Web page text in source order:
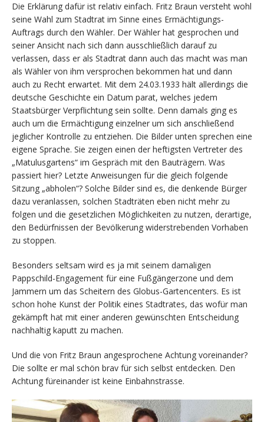
Die Erklärung dafür ist relativ einfach. Fritz Braun versteht wohl
seine Wahl zum Stadtrat im Sinne eines Ermächtigungs-
Auftrags durch den Wähler. Der Wähler hat gesprochen und
seiner Ansicht nach sich dann ausschließlich darauf zu
verlassen, dass er als Stadtrat dann auch das macht was man
als Wähler von ihm versprochen bekommen hat und dann
auch zu Recht erwartet. Mit dem 24.03.1933 hält allerdings die
deutsche Geschichte ein Datum parat, welches jedem
Staatsbürger Verpflichtung sein sollte. Denn damals ging es
auch um die Ermächtigung einzelner um sich anschließend
jeglicher Kontrolle zu entziehen. Die Bilder unten sprechen eine
eigene Sprache. Sie zeigen einen der heftigsten Vertreter des
„Matulusgartens“ im Gespräch mit den Bauträgern. Was
passiert hier? Letzte Anweisungen für die gleich folgende
Sitzung „abholen“? Solche Bilder sind es, die denkende Bürger
dazu veranlassen, solchen Stadträten eben nicht mehr zu
folgen und die gesetzlichen Möglichkeiten zu nutzen, derartige,
den Bedürfnissen der Bevölkerung widerstrebenden Vorhaben
zu stoppen.
Besonders seltsam wird es ja mit seinem damaligen
Pappschild-Engagement für eine Fußgängerzone und dem
Jammern um das Scheitern des Globus-Gartencenters. Es ist
schon hohe Kunst der Politik eines Stadtrates, das wofür man
gekämpft hat mit einer anderen gewünschten Entscheidung
nachhaltig kaputt zu machen.
Und die von Fritz Braun angesprochene Achtung voreinander?
Die sollte er mal schön brav für sich selbst entdecken. Den
Achtung füreinander ist keine Einbahnstrasse.